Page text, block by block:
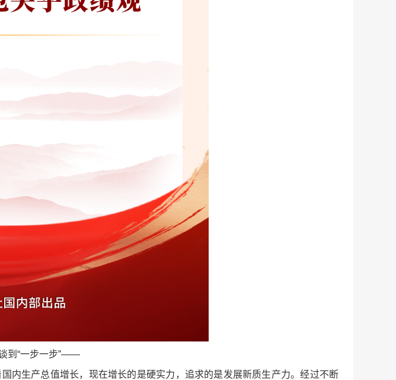
到“一步一步”——
生产总值增长，现在增长的是硬实力，追求的是发展新质生产力。经过不断